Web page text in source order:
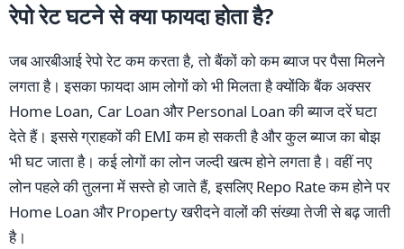
रेपो रेट घटने से क्या फायदा होता है?
जब आरबीआई रेपो रेट कम करता है, तो बैंकों को कम ब्याज पर पैसा मिलने
लगता है। इसका फायदा आम लोगों को भी मिलता है क्योंकि बैंक अक्सर
Home Loan, Car Loan और Personal Loan की ब्याज दरें घटा
देते हैं। इससे ग्राहकों की EMI कम हो सकती है और कुल ब्याज का बोझ
भी घट जाता है। कई लोगों का लोन जल्दी खत्म होने लगता है। वहीं नए
लोन पहले की तुलना में सस्ते हो जाते हैं, इसलिए Repo Rate कम होने पर
Home Loan और Property खरीदने वालों की संख्या तेजी से बढ़ जाती
है।